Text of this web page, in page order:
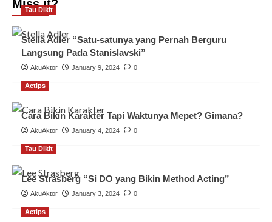
Miss it?
Tau Dikit
Stella Adler “Satu-satunya yang Pernah Berguru
Langsung Pada Stanislavski”
AkuAktor January 9, 2024 0
Actips
Cara Bikin Karakter Tapi Waktunya Mepet? Gimana?
AkuAktor January 4, 2024 0
Tau Dikit
Lee Strasberg “Si DO yang Bikin Method Acting”
AkuAktor January 3, 2024 0
Actips